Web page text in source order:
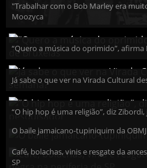
"Trabalhar com o Bob Marley era
Moozyca
“Quero a música do oprimido”, afirma
Já sabe o que ver na Virada Cultural
“O hip hop é uma religião”, diz
O baile jamaicano-tupiniquim da OBMJ
Café, bolachas, vinis e resgate da
SP